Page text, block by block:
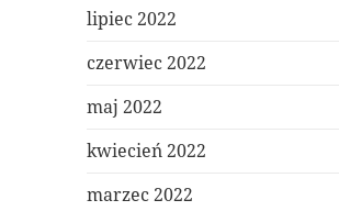
lipiec 2022
czerwiec 2022
maj 2022
kwiecień 2022
marzec 2022